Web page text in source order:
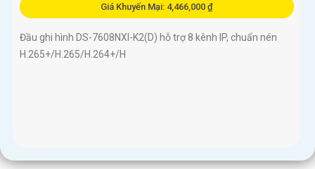
Giá Khuyến Mại: 4,466,000 ₫
Đầu ghi hình DS-7608NXI-K2(D) hỗ trợ 8 kênh IP, chuẩn nén
H.265+/H.265/H.264+/H